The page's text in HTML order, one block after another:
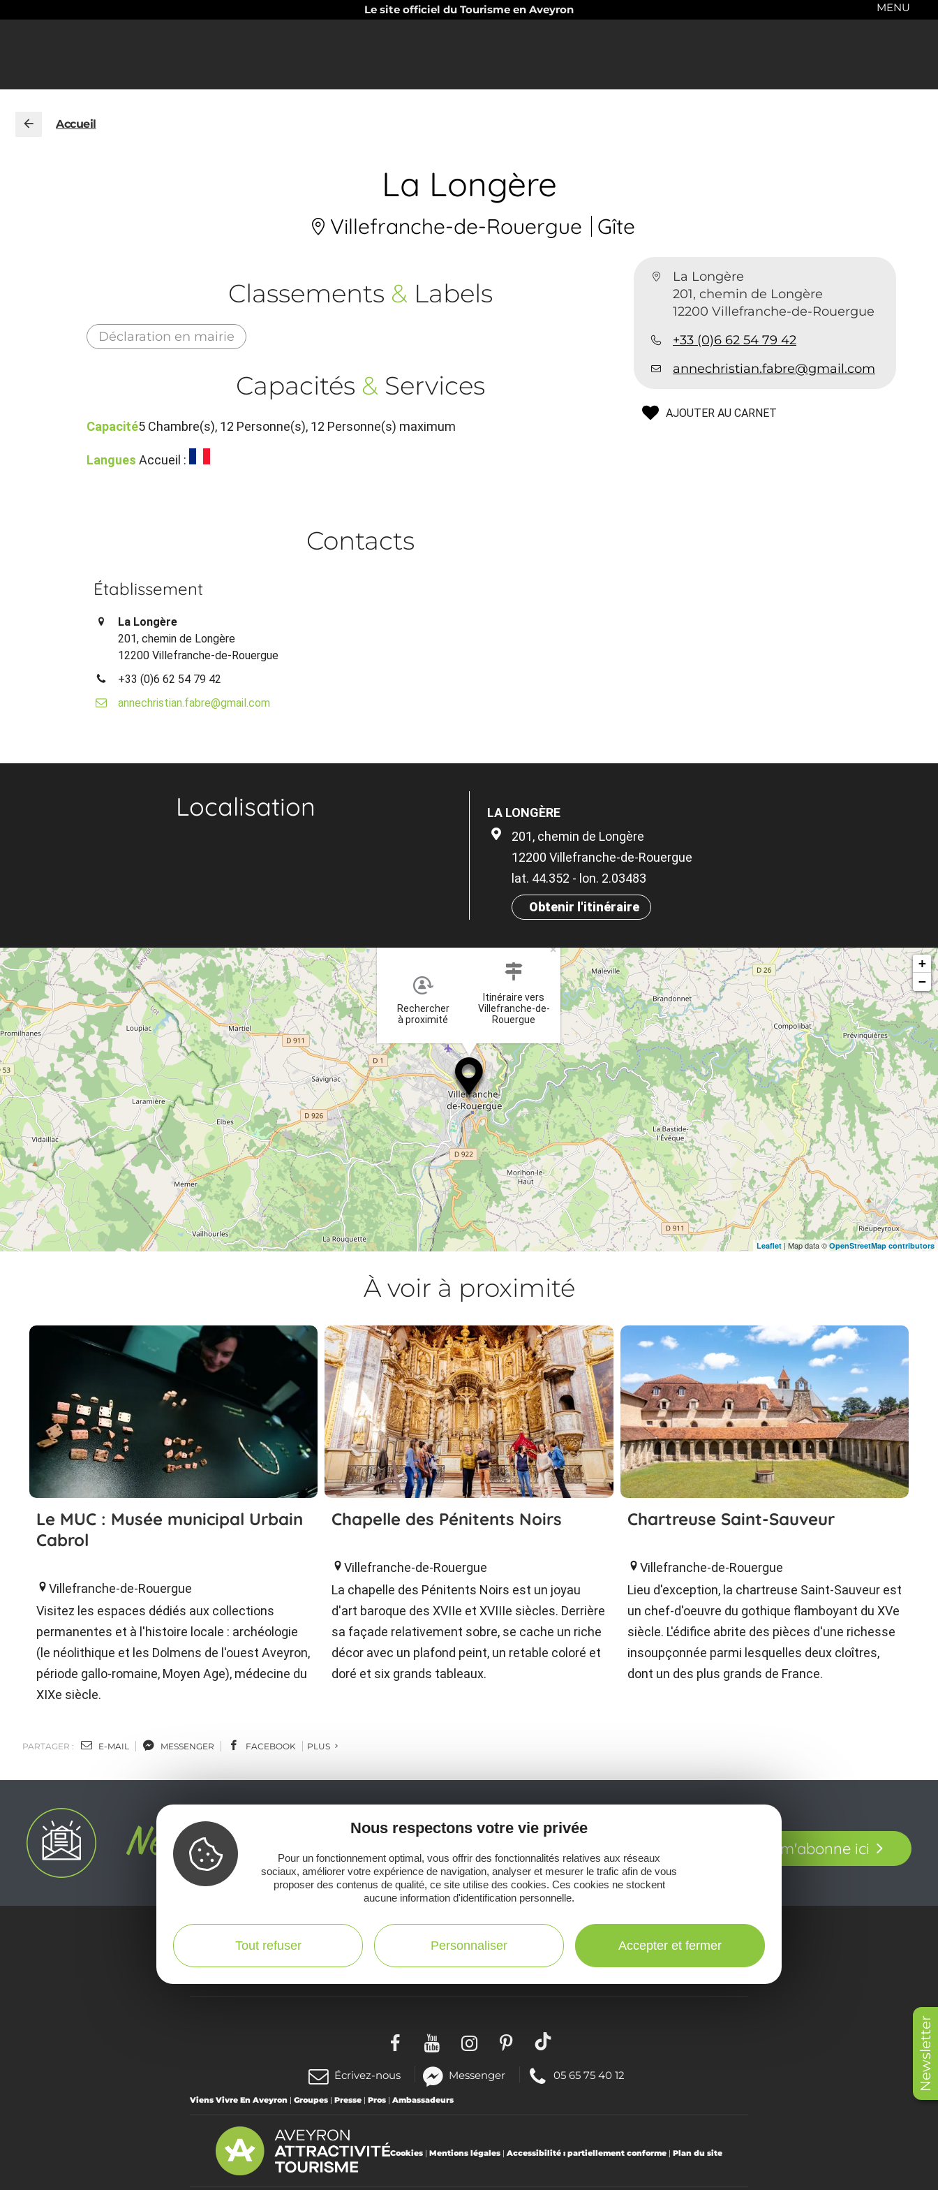
Le site officiel du Tourisme en Aveyron
Newsletter
MENU
Accueil
La Longère
Villefranche-de-Rouergue Gîte
La Longère
201, chemin de Longère
12200 Villefranche-de-Rouergue
+33 (0)6 62 54 79 42
annechristian.fabre@gmail.com
AJOUTER AU CARNET
Classements & Labels
Déclaration en mairie
Capacités & Services
Capacité5 Chambre(s), 12 Personne(s), 12 Personne(s) maximum
Langues Accueil :
Contacts
Établissement
La Longère
201, chemin de Longère
12200 Villefranche-de-Rouergue
+33 (0)6 62 54 79 42
annechristian.fabre@gmail.com
Localisation
LA LONGÈRE
201, chemin de Longère
12200 Villefranche-de-Rouergue
lat. 44.352 - lon. 2.03483
Obtenir l'itinéraire
Rechercher
à proximité
Itinéraire vers
Villefranche-de-
Rouergue
×
+
−
Leaflet | Map data © OpenStreetMap contributors
À voir à proximité
Le MUC : Musée municipal Urbain
Cabrol
Villefranche-de-Rouergue
Visitez les espaces dédiés aux collections
permanentes et à l'histoire locale : archéologie
(le néolithique et les Dolmens de l'ouest Aveyron,
période gallo-romaine, Moyen Age), médecine du
XIXe siècle.
Chapelle des Pénitents Noirs
Villefranche-de-Rouergue
La chapelle des Pénitents Noirs est un joyau
d'art baroque des XVIIe et XVIIIe siècles. Derrière
sa façade relativement sobre, se cache un riche
décor avec un plafond peint, un retable coloré et
doré et six grands tableaux.
Chartreuse Saint-Sauveur
Villefranche-de-Rouergue
Lieu d'exception, la chartreuse Saint-Sauveur est
un chef-d'oeuvre du gothique flamboyant du XVe
siècle. L'édifice abrite des pièces d'une richesse
insoupçonnée parmi lesquelles deux cloîtres,
dont un des plus grands de France.
PARTAGER : E-MAIL MESSENGER FACEBOOK PLUS
Ne manquez pas notre newsletter mensuelle et laissez-vous
inspirer pour profiter pleinement de votre séjour en Aveyron.
Je m'abonne ici
pratiques
Consulter les
Écrivez-nous Messenger(nouvelle
fenêtre)
Téléphoner
05 65 75 40 12
Viens Vivre En Aveyron | Groupes | Presse | Pros | Ambassadeurs
Cookies | Mentions légales | Accessibilité : partiellement conforme | Plan du site
Nous respectons votre vie privée
Pour un fonctionnement optimal, vous offrir des fonctionnalités relatives aux réseaux
sociaux, améliorer votre expérience de navigation, analyser et mesurer le trafic afin de vous
proposer des contenus de qualité, ce site utilise des cookies. Ces cookies ne stockent
aucune information d'identification personnelle.
Tout refuser Personnaliser Accepter et fermer